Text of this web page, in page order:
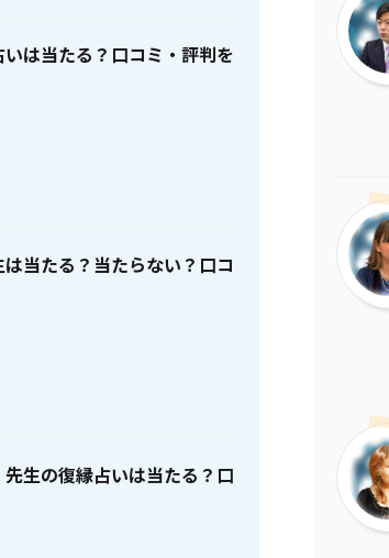
いは当たる？口コミ・評判を
当たる？当たらない？口コ
先生の復縁占いは当たる？口